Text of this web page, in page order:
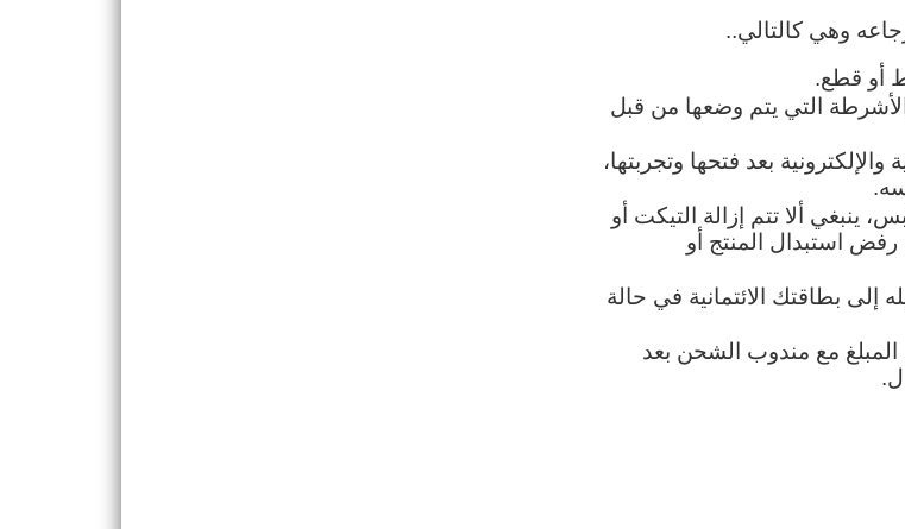
وهي كالتالي..
أو قطع.